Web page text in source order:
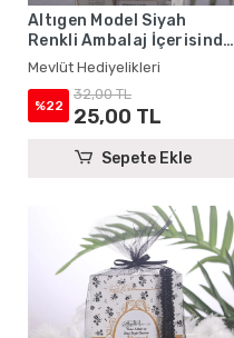
Altıgen Model Siyah
Renkli Ambalaj İçerisinde
Yasin Kitabı, Magnet ve
Tesbih - Mevlüt
Hediyelikleri
Mevlüt Hediyelikleri
%22
32,00 TL
25,00 TL
Sepete Ekle